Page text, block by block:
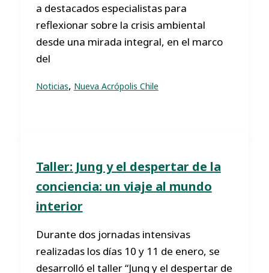
a destacados especialistas para
reflexionar sobre la crisis ambiental
desde una mirada integral, en el marco
del
Noticias, Nueva Acrópolis Chile
Taller: Jung y el despertar de la
conciencia: un viaje al mundo
interior
Durante dos jornadas intensivas
realizadas los días 10 y 11 de enero, se
desarrolló el taller “Jung y el despertar de